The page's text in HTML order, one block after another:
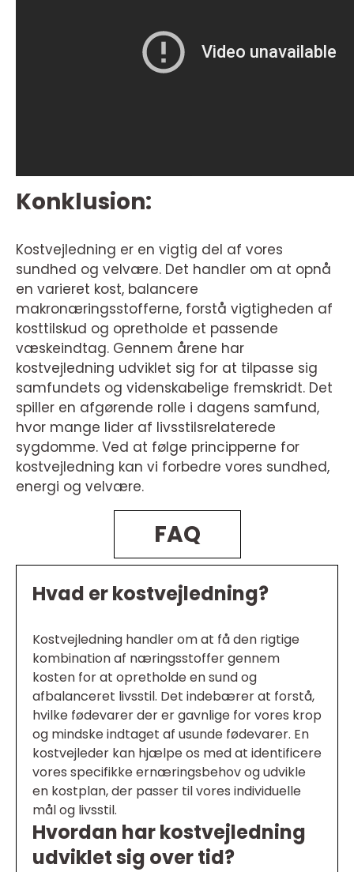
Konklusion:
Kostvejledning er en vigtig del af vores
sundhed og velvære. Det handler om at opnå
en varieret kost, balancere
makronæringsstofferne, forstå vigtigheden af
kosttilskud og opretholde et passende
væskeindtag. Gennem årene har
kostvejledning udviklet sig for at tilpasse sig
samfundets og videnskabelige fremskridt. Det
spiller en afgørende rolle i dagens samfund,
hvor mange lider af livsstilsrelaterede
sygdomme. Ved at følge principperne for
kostvejledning kan vi forbedre vores sundhed,
energi og velvære.
FAQ
Hvad er kostvejledning?
Kostvejledning handler om at få den rigtige
kombination af næringsstoffer gennem
kosten for at opretholde en sund og
afbalanceret livsstil. Det indebærer at forstå,
hvilke fødevarer der er gavnlige for vores krop
og mindske indtaget af usunde fødevarer. En
kostvejleder kan hjælpe os med at identificere
vores specifikke ernæringsbehov og udvikle
en kostplan, der passer til vores individuelle
mål og livsstil.
Hvordan har kostvejledning
udviklet sig over tid?